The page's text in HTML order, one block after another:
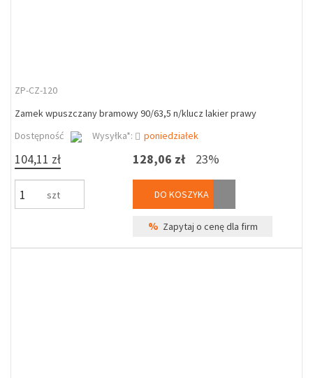
ZP-CZ-120
Zamek wpuszczany bramowy 90/63,5 n/klucz lakier prawy
Dostępność
Wysyłka*: poniedziałek
104,11 zł
szt
128,06 zł 23%
DO KOSZYKA
% Zapytaj o cenę dla firm